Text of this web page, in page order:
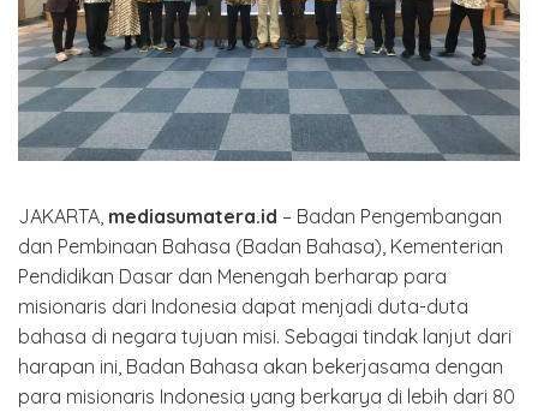
JAKARTA, mediasumatera.id – Badan Pengembangan
dan Pembinaan Bahasa (Badan Bahasa), Kementerian
Pendidikan Dasar dan Menengah berharap para
misionaris dari Indonesia dapat menjadi duta-duta
bahasa di negara tujuan misi. Sebagai tindak lanjut dari
harapan ini, Badan Bahasa akan bekerjasama dengan
para misionaris Indonesia yang berkarya di lebih dari 80